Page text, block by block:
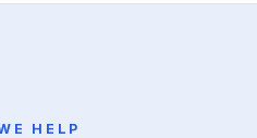
HELP